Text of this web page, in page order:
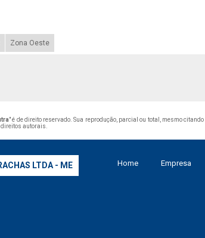
Zona Oeste
" é de direito reservado. Sua reprodução, parcial ou total, mesmo
direitos autorais
LTDA - ME Home Empresa